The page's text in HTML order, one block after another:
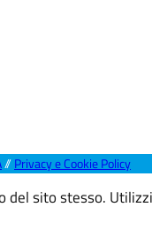
//Privacy e Cookie Policy
sito stesso.